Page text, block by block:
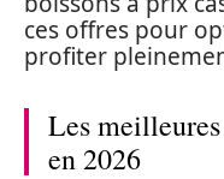
ces offres pour
profiter
Les
en 2026